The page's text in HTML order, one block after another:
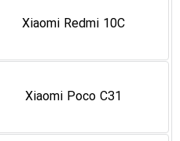
Xiaomi Redmi 10C
Xiaomi Poco C31